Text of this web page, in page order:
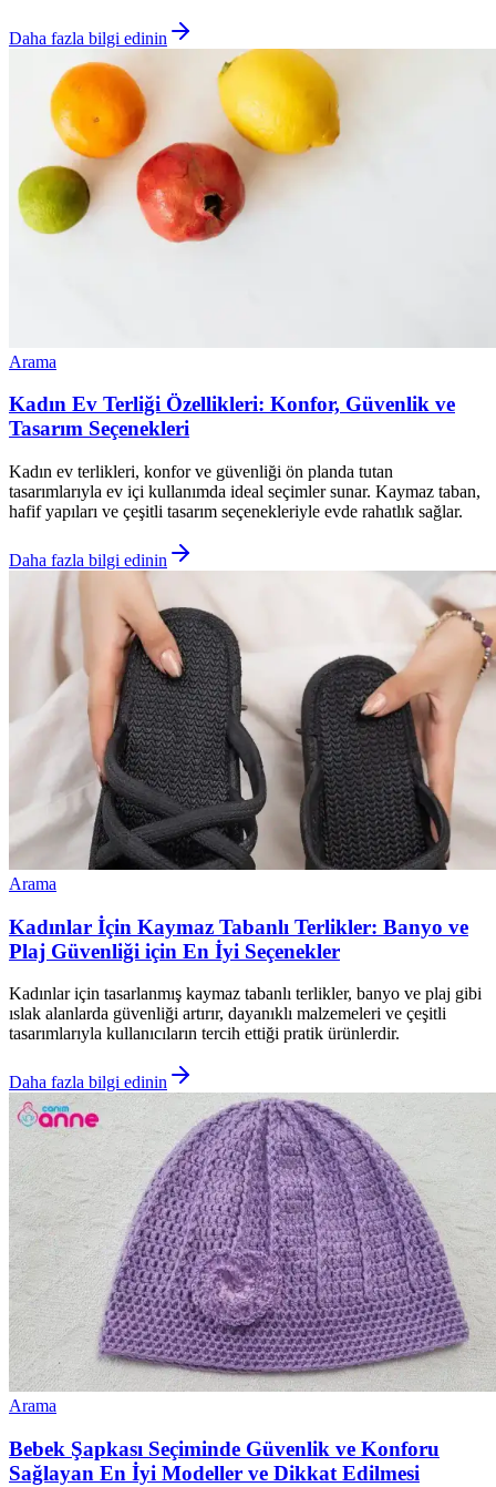
Daha fazla bilgi edinin
Arama
Kadın Ev Terliği Özellikleri: Konfor, Güvenlik ve
Tasarım Seçenekleri
Kadın ev terlikleri, konfor ve güvenliği ön planda tutan
tasarımlarıyla ev içi kullanımda ideal seçimler sunar. Kaymaz taban,
hafif yapıları ve çeşitli tasarım seçenekleriyle evde rahatlık sağlar.
Daha fazla bilgi edinin
Arama
Kadınlar İçin Kaymaz Tabanlı Terlikler: Banyo ve
Plaj Güvenliği için En İyi Seçenekler
Kadınlar için tasarlanmış kaymaz tabanlı terlikler, banyo ve plaj gibi
ıslak alanlarda güvenliği artırır, dayanıklı malzemeleri ve çeşitli
tasarımlarıyla kullanıcıların tercih ettiği pratik ürünlerdir.
Daha fazla bilgi edinin
Arama
Bebek Şapkası Seçiminde Güvenlik ve Konforu
Sağlayan En İyi Modeller ve Dikkat Edilmesi